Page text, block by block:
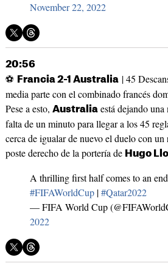
November 22, 2022
20:56
⚽ Francia 2-1 Australia| 45
media parte con el combinado francés
Pese a esto, Australiaestá dejando una
falta de un minuto para llegar a los 45
cerca de igualar de nuevo el duelo con un
poste derecho de la portería de Hugo
A thrilling first half comes to an
#FIFAWorldCup|#Qatar2022
— FIFA World Cup
2022